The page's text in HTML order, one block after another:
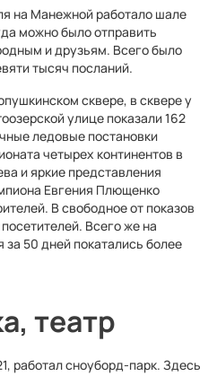
на Манежной работало шале
можно было отправить
и друзьям. Всего было
тысяч посланий.
сквере, в сквере у
улице показали 162
ледовые постановки
четырех континентов в
и яркие представления
Евгения Плющенко
В свободное от показов
Всего же на
50 дней покатались более
театр
работал сноуборд-парк. Здесь